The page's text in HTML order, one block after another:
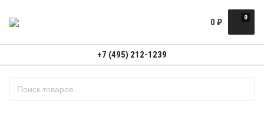
0
0 ₽
+7 (495) 212-1239